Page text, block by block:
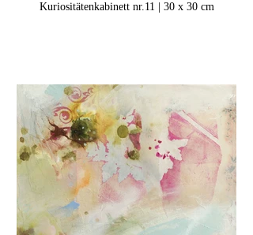
Kuriositätenkabinett nr.11 | 30 x 30 cm